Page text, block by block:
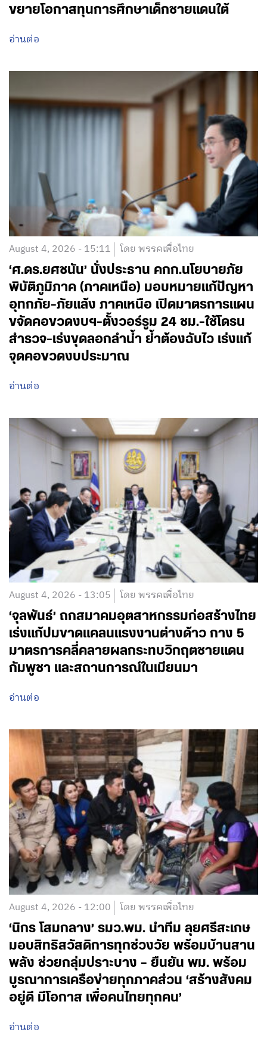
‘ผู้สร้างนวัตกรรม’
อ่านต่อ
August 4, 2026 - 15:45 โดย พรรคเพื่อไทย
ศึกษาฯ จับมือ อินโดนีเซีย ลุย AI Education
ขยายโอกาสทุนการศึกษาเด็กชายแดนใต้
อ่านต่อ
August 4, 2026 - 15:11 โดย พรรคเพื่อไทย
‘ศ.ดร.ยศชนัน’ นั่งประธาน คกก.นโยบายภัย
พิบัติภูมิภาค (ภาคเหนือ) มอบหมายแก้ปัญหา
อุทกภัย-ภัยแล้ง ภาคเหนือ เปิดมาตรการแผน
ขจัดคอขวดงบฯ-ตั้งวอร์รูม 24 ชม.-ใช้โดรน
สำรวจ-เร่งขุดลอกลำน้ำ ย้ำต้องฉับไว เร่งแก้
จุดคอขวดงบประมาณ
อ่านต่อ
August 4, 2026 - 13:05 โดย พรรคเพื่อไทย
‘จุลพันธ์’ ถกสมาคมอุตสาหกรรมก่อสร้างไทย
เร่งแก้ปมขาดแคลนแรงงานต่างด้าว กาง 5
มาตรการคลี่คลายผลกระทบวิกฤตชายแดน
กัมพูชา และสถานการณ์ในเมียนมา
อ่านต่อ